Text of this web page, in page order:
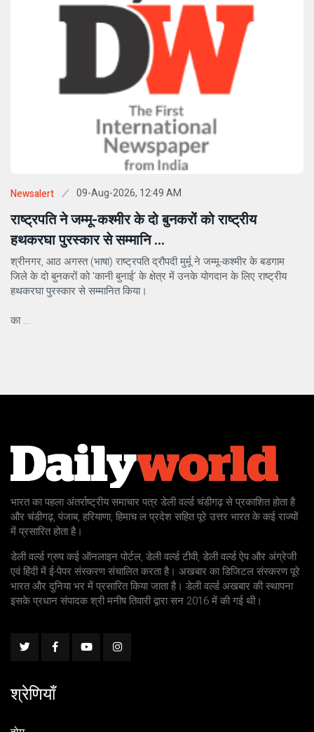
Newsalert 09-Aug-2026, 12:49 AM
राष्ट्रपति ने जम्मू-कश्मीर के दो बुनकरों को राष्ट्रीय
हथकरघा पुरस्कार से सम्मानि ...
श्रीनगर, आठ अगस्त (भाषा) राष्ट्रपति द्रौपदी मुर्मू ने जम्मू-कश्मीर के बडगाम
जिले के दो बुनकरों को 'कानी बुनाई' के क्षेत्र में उनके योगदान के लिए राष्ट्रीय
हथकरघा पुरस्कार से सम्मानित किया।
का ...
भारत का पहला अंतर्राष्ट्रीय समाचार पत्र डेली वर्ल्ड चंडीगढ़ से प्रकाशित होता है
और चंडीगढ़, पंजाब, हरियाणा, हिमाच ल प्रदेश सहित पूरे उत्तर भारत के कई राज्यों
में प्रसारित होता है।
डेली वर्ल्ड ग्रुप कई ऑनलाइन पोर्टल, डेली वर्ल्ड टीवी, डेली वर्ल्ड ऐप और अंग्रेजी
एवं हिंदी में ई-पेपर संस्करण संचालित करता है। अखबार का डिजिटल संस्करण पूरे
भारत और दुनिया भर में प्रसारित किया जाता है। डेली वर्ल्ड अखबार की स्थापना
इसके प्रधान संपादक श्री मनीष तिवारी द्वारा सन 2016 में की गई थी।
श्रेणियाँ